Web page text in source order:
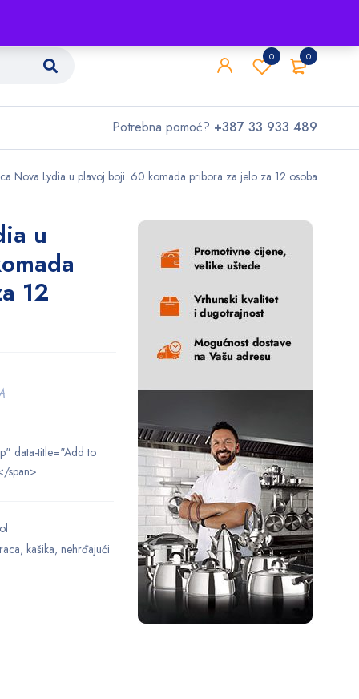
0
0
Potrebna pomoć? +387 33 933 489
Nova Lydia u plavoj boji. 60 komada pribora za jelo za 12 osoba
u
12
data-title="Add to
span>
, kašika, nehrđajući